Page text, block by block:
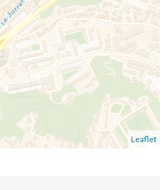
Leaflet